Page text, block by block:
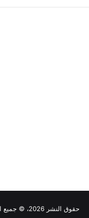
حقوق النشر 2026، © جميع الحقوق محفوظة |